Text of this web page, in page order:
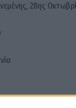
28ης